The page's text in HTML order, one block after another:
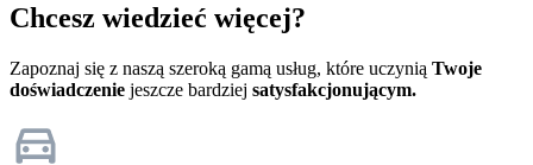
Chcesz wiedzieć więcej?
Zapoznaj się z naszą szeroką gamą usług, które uczynią Twoje
doświadczenie jeszcze bardziej satysfakcjonującym.